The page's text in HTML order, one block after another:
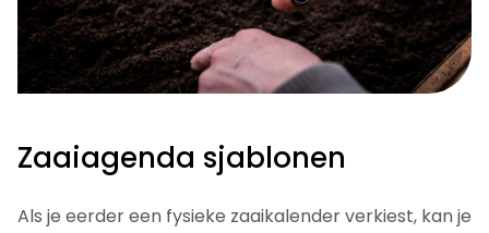
Zaaiagenda sjablonen
Als je eerder een fysieke zaaikalender verkiest, kan je